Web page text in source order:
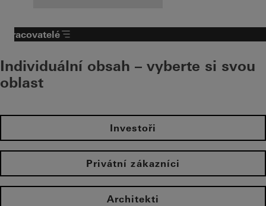
Zpracovatelé
Individuální obsah – vyberte si svou
oblast
Investoři
Privátní zákazníci
Architekti